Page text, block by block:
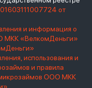
от
и информация о
МКК «ВелкомДеньги»
использования и
и правила
микрозаймов ООО МКК